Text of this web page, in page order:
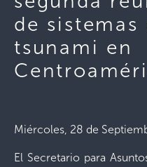
de
tsunami en
Miércoles, 28 de
El Secretario para